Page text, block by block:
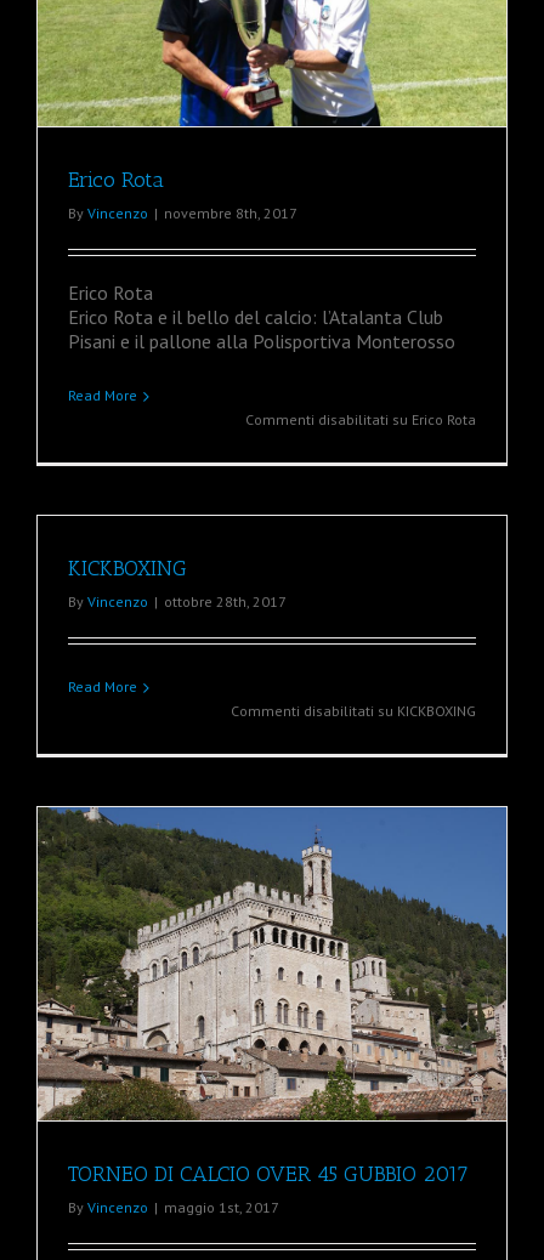
Erico Rota
By Vincenzo | novembre 8th, 2017
Erico Rota
Erico Rota e il bello del calcio: l’Atalanta Club
Pisani e il pallone alla Polisportiva Monterosso
Read More
Commenti disabilitati su Erico Rota
KICKBOXING
By Vincenzo | ottobre 28th, 2017
Read More
Commenti disabilitati su KICKBOXING
TORNEO DI CALCIO OVER 45 GUBBIO 2017
By Vincenzo | maggio 1st, 2017